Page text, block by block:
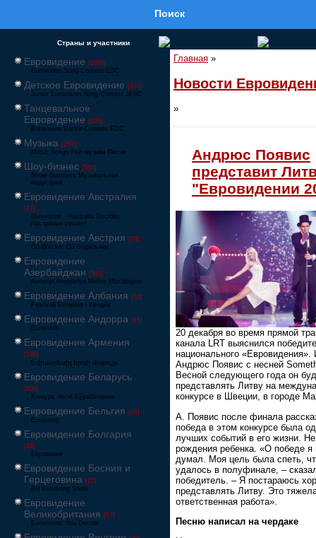
Поиск
Страны и участники
Евровидение [1858]
Eurovision Song Contest ESC
Детское Евровидение [878]
Junior Eurovision Song Contest JESC
Танцевальное
Евровидение [106]
Eurovision Dance Contest EDC
Музыка [257]
Music Songs Поп-музыка Песни
Шоу-бизнес [564]
Show Business Музыкальная
индустрия
Евровидение Австралия
[17]
Eurovision – Australia Decides
Австралия решает
Евровидение Австрия [24]
Ö3-Wecker Ö3 Будильник
Евровидение
Азербайджан [549]
Avrovijn Avroviziya Mahnı Müsabiqəsi
Евровидение Албания [32]
Festivali Evropian i Këngës
Евровидение Андорра [15]
Eurovisió
Евровидение Армения
[228]
Եվրատեսիլ երգի մրցույթ
Евровидение Беларусь
[600]
Конкурс песні Еўрабачанне
Евровидение Бельгия [24]
Eurosong
Евровидение Болгария
[26]
Евровизия
Евровидение Босния и
Герцеговина [21]
BH Eurosong Show
Евровидение
Великобритания [67]
Eurovision: You Decide
Главная »
Новости
»
Андрюс Появис
представит
"Евровидении
20 декабря во время прямой
канала LRT выяснился
национального «Евровидения».
Андрюс Появис с несней
Весной следующего года он
представлять Литву на
конкурсе в Швеции, в городе
А. Появис после финала
победа в этом конкурсе была
лучших событий в его жизни.
рождения ребенка. «О победе я
думал. Моя цель была спеть,
удалось в полуфинале, –
победитель. – Я постараюсь
представлять Литву. Это
ответственная работа».
Песню написал на чердаке